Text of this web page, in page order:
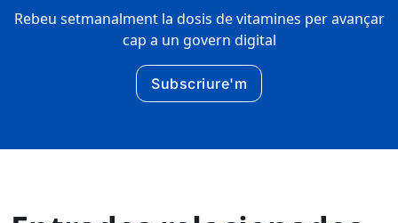
Rebeu setmanalment la dosis de vitamines per avançar
cap a un govern digital
Subscriure'm